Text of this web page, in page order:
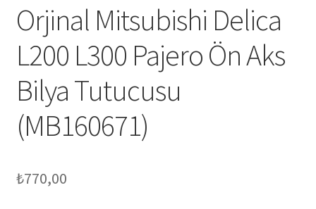
Orjinal Mitsubishi Delica
L200 L300 Pajero Ön Aks
Bilya Tutucusu
(MB160671)
₺770,00